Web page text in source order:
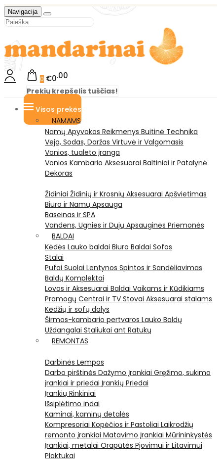
Navigacija
0 €0 00
Prekių krepšelis tuščias!
Visos prekės
NAMAMS
Namų Apyvokos Reikmenys Buitinė Technika
Veja, Sodas, Daržas Virtuvė ir Valgomasis
Vonios, tualeto įranga
Vonios Kambario Aksesuarai Baltiniai ir Patalynė
Dekoras
Židiniai Židinių ir Krosnių Aksesuarai Apšvietimas
Biuro ir Namų Apsauga
Baseinas ir SPA
Vandens, Ugnies ir Dujų Apsauginės Priemonės
BALDAI
Kėdės Lauko baldai Biuro Baldai Sofos
Stalai
Pufai Suolai Lentynos Spintos ir Sandėliavimas
Baldų Komplektai
Lovos ir Aksesuarai Baldai Vaikams ir Kūdikiams
Pramogų Centrai ir TV Stovai Aksesuarai stalams
Kėdžių ir sofų dalys
Širmos-kambario pertvaros Lauko Baldų
Uždangalai Staliukai ant Ratukų
REMONTAS
Darbinės Lempos
Darbo pirštinės Dažymo Įrankiai Gręžimo, sukimo
įrankiai ir priedai Įrankių Priedai
Įrankių Rinkiniai
Išsiplėtimo indai
Kaminai, kaminų detalės
Kompresoriai Kopėčios ir Pastoliai Laikrodžių
remonto įrankiai Matavimo Įrankiai Mūrininkystės
Įrankiai, metalai Orapūtės Pjovimui ir Litavimui
Plaktukai